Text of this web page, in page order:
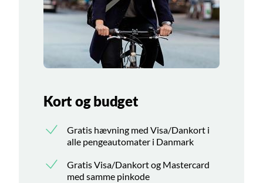
Kort og budget
Gratis hævning med Visa/Dankort i
alle pengeautomater i Danmark
Gratis Visa/Dankort og Mastercard
med samme pinkode